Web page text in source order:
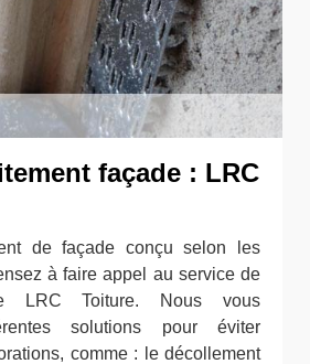
façade : LRC
de façade conçu selon les
à faire appel au service de
LRC Toiture. Nous vous
solutions pour éviter
comme : le décollement